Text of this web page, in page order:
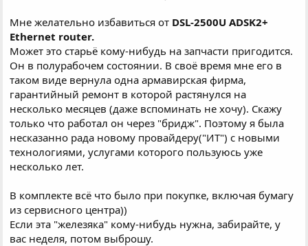
Мне желательно избавиться от DSL-2500U ADSK2+
Ethernet router.
Может это старьё кому-нибудь на запчасти пригодится.
Он в полурабочем состоянии. В своё время мне его в
таком виде вернула одна армавирская фирма,
гарантийный ремонт в которой растянулся на
несколько месяцев (даже вспоминать не хочу). Скажу
только что работал он через "бридж". Поэтому я была
несказанно рада новому провайдеру("ИТ") с новыми
технологиями, услугами которого пользуюсь уже
несколько лет.
В комплекте всё что было при покупке, включая бумагу
из сервисного центра))
Если эта "железяка" кому-нибудь нужна, забирайте, у
вас неделя, потом выброшу.